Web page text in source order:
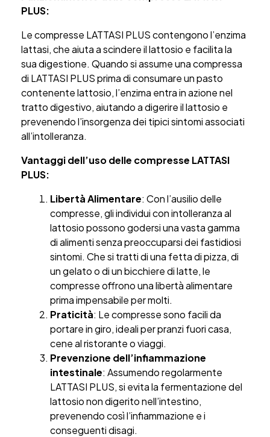
PLUS:
Le compresse LATTASI PLUS contengono l’enzima
lattasi, che aiuta a scindere il lattosio e facilita la
sua digestione. Quando si assume una compressa
di LATTASI PLUS prima di consumare un pasto
contenente lattosio, l’enzima entra in azione nel
tratto digestivo, aiutando a digerire il lattosio e
prevenendo l’insorgenza dei tipici sintomi associati
all’intolleranza.
Vantaggi dell’uso delle compresse LATTASI
PLUS:
Libertà Alimentare: Con l’ausilio delle
compresse, gli individui con intolleranza al
lattosio possono godersi una vasta gamma
di alimenti senza preoccuparsi dei fastidiosi
sintomi. Che si tratti di una fetta di pizza, di
un gelato o di un bicchiere di latte, le
compresse offrono una libertà alimentare
prima impensabile per molti.
Praticità: Le compresse sono facili da
portare in giro, ideali per pranzi fuori casa,
cene al ristorante o viaggi.
Prevenzione dell’infiammazione
intestinale: Assumendo regolarmente
LATTASI PLUS, si evita la fermentazione del
lattosio non digerito nell’intestino,
prevenendo così l’infiammazione e i
conseguenti disagi.